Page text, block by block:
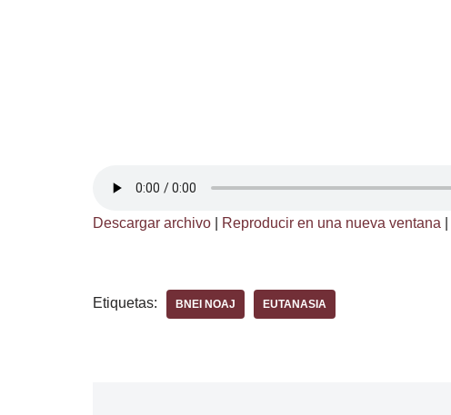
Descargar archivo Reproducir en una nueva ventana
Etiquetas: BNEI NOAJ EUTANASIA